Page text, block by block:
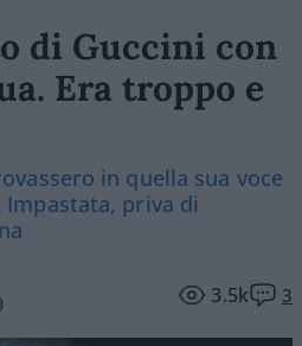
di Guccini con
Era troppo e
in quella sua voce
priva di
3.5k 3